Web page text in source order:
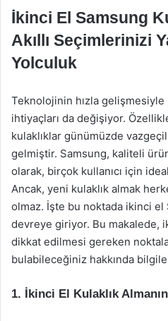
İkinci El Samsung
Akıllı Seçimlerinizi
Yolculuk
Teknolojinin hızla
ihtiyaçları da değişiyor.
kulaklıklar günümüzde
gelmiştir. Samsung, kaliteli
olarak, birçok kullanıcı için
Ancak, yeni kulaklık almak
olmaz. İşte bu noktada ikinci el
devreye giriyor. Bu makalede,
dikkat edilmesi gereken
bulabileceğiniz hakkında
1. İkinci El Kulaklık